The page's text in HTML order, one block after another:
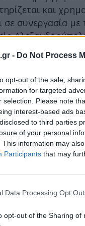
- Do Not Process
opt-out of the sale,
for targeted
selection. Please note
interest-based ads
to third parties
of your personal
This information may
Participants that may
Data Processing Opt
opt-out of the Sharing of
και
σε συνεργασία με
νησιωτικών και
με
θετικών
Υγείας,Ζωή
Γενικό
σχέση –